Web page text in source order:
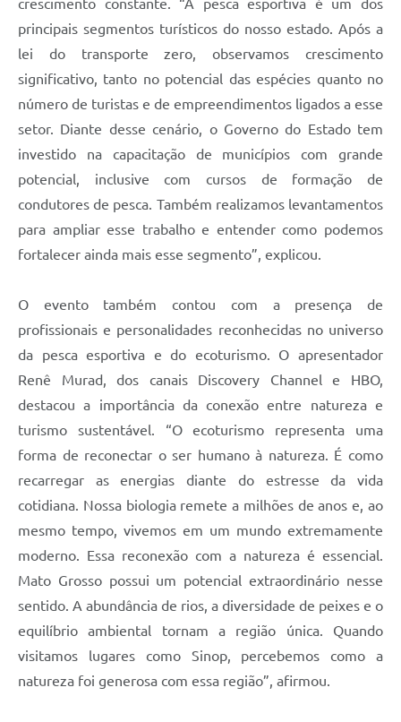
crescimento constante. “A pesca esportiva é um dos
principais segmentos turísticos do nosso estado. Após a
lei do transporte zero, observamos crescimento
significativo, tanto no potencial das espécies quanto no
número de turistas e de empreendimentos ligados a esse
setor. Diante desse cenário, o Governo do Estado tem
investido na capacitação de municípios com grande
potencial, inclusive com cursos de formação de
condutores de pesca. Também realizamos levantamentos
para ampliar esse trabalho e entender como podemos
fortalecer ainda mais esse segmento”, explicou.
O evento também contou com a presença de
profissionais e personalidades reconhecidas no universo
da pesca esportiva e do ecoturismo. O apresentador
Renê Murad, dos canais Discovery Channel e HBO,
destacou a importância da conexão entre natureza e
turismo sustentável. “O ecoturismo representa uma
forma de reconectar o ser humano à natureza. É como
recarregar as energias diante do estresse da vida
cotidiana. Nossa biologia remete a milhões de anos e, ao
mesmo tempo, vivemos em um mundo extremamente
moderno. Essa reconexão com a natureza é essencial.
Mato Grosso possui um potencial extraordinário nesse
sentido. A abundância de rios, a diversidade de peixes e o
equilíbrio ambiental tornam a região única. Quando
visitamos lugares como Sinop, percebemos como a
natureza foi generosa com essa região”, afirmou.